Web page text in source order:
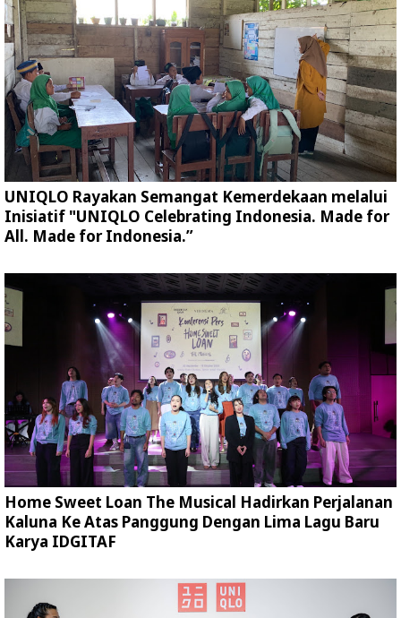
UNIQLO Rayakan Semangat Kemerdekaan melalui
Inisiatif "UNIQLO Celebrating Indonesia. Made for
All. Made for Indonesia.”
Home Sweet Loan The Musical Hadirkan Perjalanan
Kaluna Ke Atas Panggung Dengan Lima Lagu Baru
Karya IDGITAF